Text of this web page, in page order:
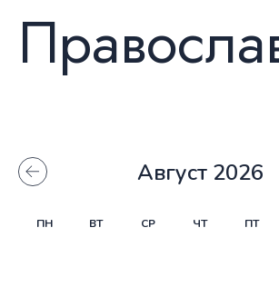
‹ Август 2026
ПН ВТ СР ЧТ ПТ